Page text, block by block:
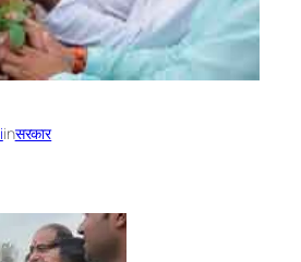
inसरकार